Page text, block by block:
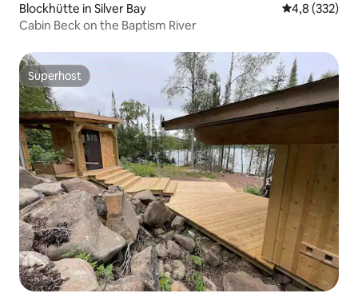
Blockhütte in Silver Bay
4,8 (332)
Cabin Beck on the Baptism River
Superhost
Superhost